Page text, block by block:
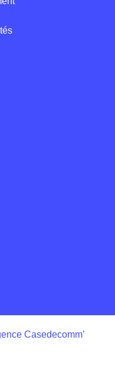
Casedecomm’